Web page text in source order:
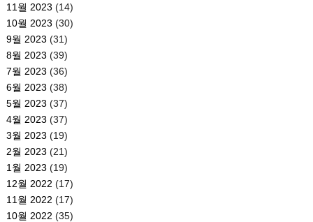
11월 2023 (14)
10월 2023 (30)
9월 2023 (31)
8월 2023 (39)
7월 2023 (36)
6월 2023 (38)
5월 2023 (37)
4월 2023 (37)
3월 2023 (19)
2월 2023 (21)
1월 2023 (19)
12월 2022 (17)
11월 2022 (17)
10월 2022 (35)